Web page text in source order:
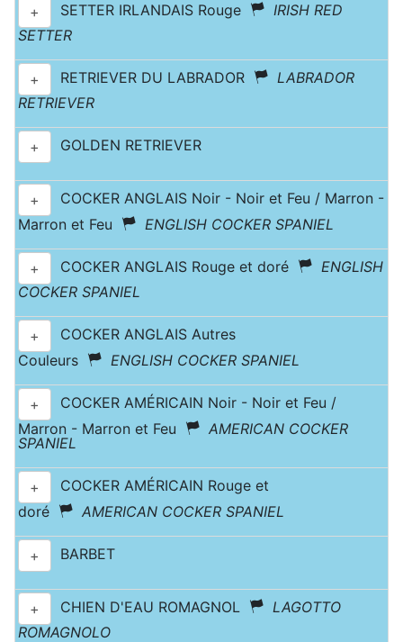
+ SETTER IRLANDAIS Rouge
IRISH RED
SETTER
+ RETRIEVER DU LABRADOR
LABRADOR
RETRIEVER
+ GOLDEN RETRIEVER
+
COCKER ANGLAIS Noir - Noir et Feu / Marron -
Marron et Feu
ENGLISH COCKER SPANIEL
+ COCKER ANGLAIS Rouge et doré
ENGLISH
COCKER SPANIEL
+
COCKER ANGLAIS Autres
Couleurs
ENGLISH COCKER SPANIEL
+
COCKER AMÉRICAIN Noir - Noir et Feu /
Marron - Marron et Feu
AMERICAN COCKER
SPANIEL
+
COCKER AMÉRICAIN Rouge et
doré
AMERICAN COCKER SPANIEL
+ BARBET
+ CHIEN D'EAU ROMAGNOL
LAGOTTO
ROMAGNOLO